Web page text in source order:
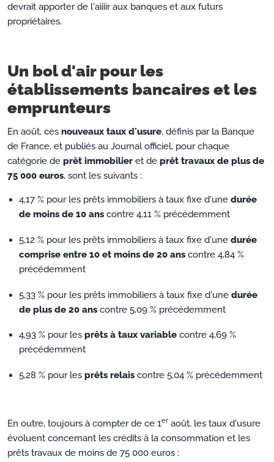
devrait apporter de l'aiiiir aux banques et aux futurs
propriétaires.
Un bol d'air pour les
établissements bancaires et les
emprunteurs
En août, ces nouveaux taux d'usure, définis par la Banque
de France, et publiés au Journal officiel, pour chaque
catégorie de prêt immobilier et de prêt travaux de plus de
75 000 euros, sont les suivants :
4,17 % pour les prêts immobiliers à taux fixe d'unedurée
de moins de 10 ans contre 4,11 % précédemment
5,12 % pour les prêts immobiliers à taux fixe d'unedurée
comprise entre 10 et moins de 20 ans contre 4,84 %
précédemment
5,33 % pour les prêts immobiliers à taux fixe d'une durée
de plus de 20 anscontre 5,09 % précédemment
4,93 % pour lesprêts à taux variable contre 4,69 %
précédemment
5,28 % pour lesprêts relais contre 5,04 % précédemment
En outre, toujours à compter de ce 1er août, les taux d'usure
évoluent concernant les crédits à la consommation et les
prêts travaux de moins de 75 000 euros :